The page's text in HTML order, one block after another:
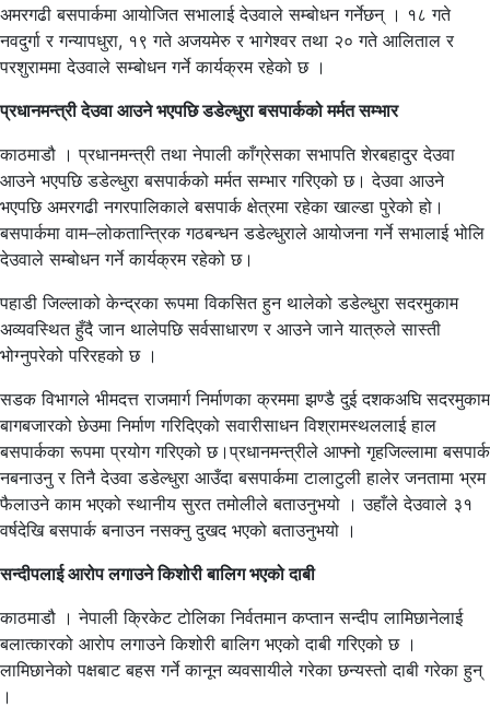
अमरगढी बसपार्कमा आयोजित सभालाई देउवाले सम्बोधन गर्नेछन् । १८ गते
नवदुर्गा र गन्यापधुरा, १९ गते अजयमेरु र भागेश्वर तथा २० गते आलिताल र
परशुराममा देउवाले सम्बोधन गर्ने कार्यक्रम रहेको छ ।
प्रधानमन्त्री देउवा आउने भएपछि डडेल्धुरा बसपार्कको मर्मत सम्भार
काठमाडौ । प्रधानमन्त्री तथा नेपाली काँग्रेसका सभापति शेरबहादुर देउवा
आउने भएपछि डडेल्धुरा बसपार्कको मर्मत सम्भार गरिएको छ। देउवा आउने
भएपछि अमरगढी नगरपालिकाले बसपार्क क्षेत्रमा रहेका खाल्डा पुरेको हो।
बसपार्कमा वाम–लोकतान्त्रिक गठबन्धन डडेल्धुराले आयोजना गर्ने सभालाई भोलि
देउवाले सम्बोधन गर्ने कार्यक्रम रहेको छ।
पहाडी जिल्लाको केन्द्रका रूपमा विकसित हुन थालेको डडेल्धुरा सदरमुकाम
अव्यवस्थित हुँदै जान थालेपछि सर्वसाधारण र आउने जाने यात्रुले सास्ती
भोग्नुपरेको परिरहको छ ।
सडक विभागले भीमदत्त राजमार्ग निर्माणका क्रममा झण्डै दुई दशकअघि सदरमुकाम
बागबजारको छेउमा निर्माण गरिदिएको सवारीसाधन विश्रामस्थललाई हाल
बसपार्कका रूपमा प्रयोग गरिएको छ।प्रधानमन्त्रीले आफ्नो गृहजिल्लामा बसपार्क
नबनाउनु र तिनै देउवा डडेल्धुरा आउँदा बसपार्कमा टालाटुली हालेर जनतामा भ्रम
फैलाउने काम भएको स्थानीय सुरत तमोलीले बताउनुभयो । उहाँले देउवाले ३१
वर्षदेखि बसपार्क बनाउन नसक्नु दुखद भएको बताउनुभयो ।
सन्दीपलाई आरोप लगाउने किशोरी बालिग भएको दाबी
काठमाडौ । नेपाली क्रिकेट टोलिका निर्वतमान कप्तान सन्दीप लामिछानेलाई
बलात्कारको आरोप लगाउने किशोरी बालिग भएको दाबी गरिएको छ ।
लामिछानेको पक्षबाट बहस गर्ने कानून व्यवसायीले गरेका छन्यस्तो दाबी गरेका हुन्
।